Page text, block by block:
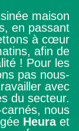
maison
en passant
à cœur
afin de
! Pour les
pas nous-
avec
du secteur.
nous
Heuraet